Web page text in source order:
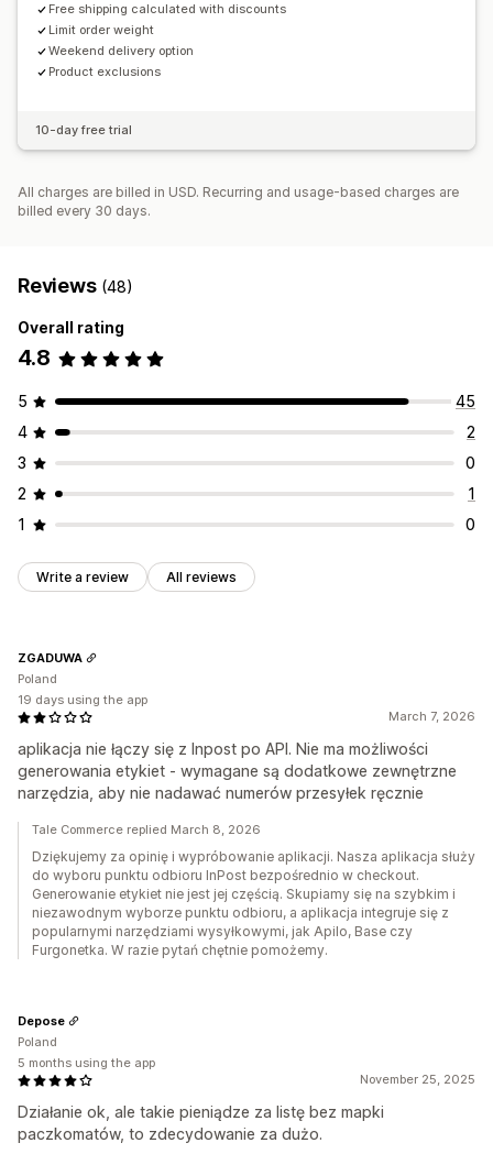
Free shipping calculated with discounts
Limit order weight
Weekend delivery option
Product exclusions
10-day free trial
All charges are billed in USD. Recurring and usage-based charges are
billed every 30 days.
Reviews (48)
Overall rating
4.8
5
45
4
2
3
0
2
1
1
0
Write a review All reviews
March 7, 2026
aplikacja nie łączy się z Inpost po API. Nie ma możliwości
generowania etykiet - wymagane są dodatkowe zewnętrzne
narzędzia, aby nie nadawać numerów przesyłek ręcznie
ZGADUWA
Poland
19 days using the app
Tale Commerce replied March 8, 2026
Dziękujemy za opinię i wypróbowanie aplikacji. Nasza aplikacja służy
do wyboru punktu odbioru InPost bezpośrednio w checkout.
Generowanie etykiet nie jest jej częścią. Skupiamy się na szybkim i
niezawodnym wyborze punktu odbioru, a aplikacja integruje się z
popularnymi narzędziami wysyłkowymi, jak Apilo, Base czy
Furgonetka. W razie pytań chętnie pomożemy.
November 25, 2025
Działanie ok, ale takie pieniądze za listę bez mapki
paczkomatów, to zdecydowanie za dużo.
Depose
Poland
5 months using the app